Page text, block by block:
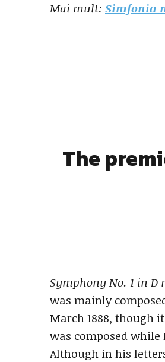
Mai mult: Simfonia
The
Symphony No. 1 in D
was mainly
March 1888, though
was composed while
Although in his